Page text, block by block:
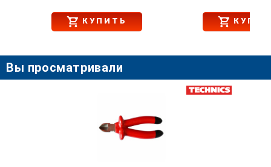
КУПИТЬ
Вы просматривали